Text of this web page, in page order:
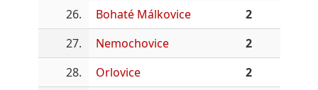
26.
Bohaté Málkovice
2
27.
Nemochovice
2
28.
Orlovice
2